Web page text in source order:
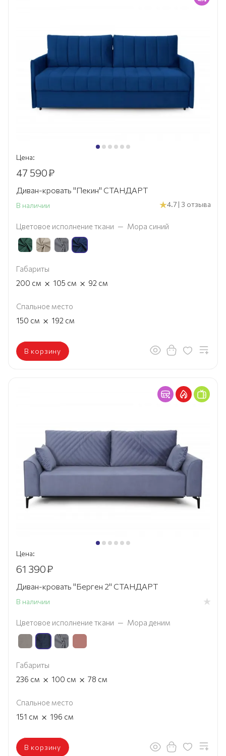
Цена:
47 590₽
Диван-кровать "Пекин" СТАНДАРТ
В наличии 4.7 | 3 отзыва
Цветовое исполнение ткани — Мора синий
Габариты
200 см × 105 см × 92 см
Спальное место
150 см × 192 см
В корзину
Цена:
61 390₽
Диван-кровать "Берген 2" СТАНДАРТ
В наличии
Цветовое исполнение ткани — Мора деним
Габариты
236 см × 100 см × 78 см
Спальное место
151 см × 196 см
В корзину